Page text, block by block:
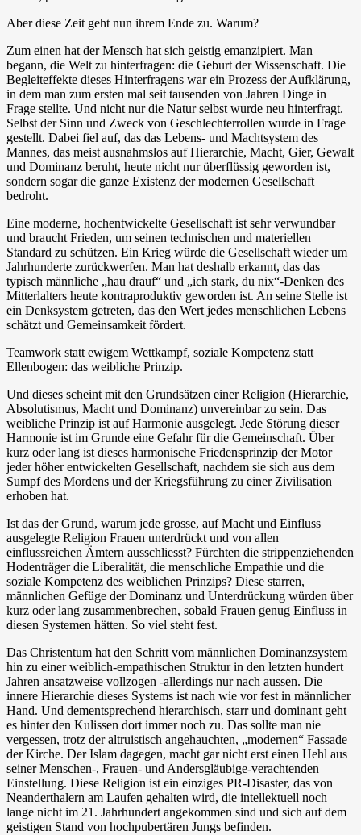
Aber diese Zeit geht nun ihrem Ende zu. Warum?
Zum einen hat der Mensch hat sich geistig emanzipiert. Man
begann, die Welt zu hinterfragen: die Geburt der Wissenschaft. Die
Begleiteffekte dieses Hinterfragens war ein Prozess der Aufklärung,
in dem man zum ersten mal seit tausenden von Jahren Dinge in
Frage stellte. Und nicht nur die Natur selbst wurde neu hinterfragt.
Selbst der Sinn und Zweck von Geschlechterrollen wurde in Frage
gestellt. Dabei fiel auf, das das Lebens- und Machtsystem des
Mannes, das meist ausnahmslos auf Hierarchie, Macht, Gier, Gewalt
und Dominanz beruht, heute nicht nur überflüssig geworden ist,
sondern sogar die ganze Existenz der modernen Gesellschaft
bedroht.
Eine moderne, hochentwickelte Gesellschaft ist sehr verwundbar
und braucht Frieden, um seinen technischen und materiellen
Standard zu schützen. Ein Krieg würde die Gesellschaft wieder um
Jahrhunderte zurückwerfen. Man hat deshalb erkannt, das das
typisch männliche „hau drauf“ und „ich stark, du nix“-Denken des
Mitterlalters heute kontraproduktiv geworden ist. An seine Stelle ist
ein Denksystem getreten, das den Wert jedes menschlichen Lebens
schätzt und Gemeinsamkeit fördert.
Teamwork statt ewigem Wettkampf, soziale Kompetenz statt
Ellenbogen: das weibliche Prinzip.
Und dieses scheint mit den Grundsätzen einer Religion (Hierarchie,
Absolutismus, Macht und Dominanz) unvereinbar zu sein. Das
weibliche Prinzip ist auf Harmonie ausgelegt. Jede Störung dieser
Harmonie ist im Grunde eine Gefahr für die Gemeinschaft. Über
kurz oder lang ist dieses harmonische Friedensprinzip der Motor
jeder höher entwickelten Gesellschaft, nachdem sie sich aus dem
Sumpf des Mordens und der Kriegsführung zu einer Zivilisation
erhoben hat.
Ist das der Grund, warum jede grosse, auf Macht und Einfluss
ausgelegte Religion Frauen unterdrückt und von allen
einflussreichen Ämtern ausschliesst? Fürchten die strippenziehenden
Hodenträger die Liberalität, die menschliche Empathie und die
soziale Kompetenz des weiblichen Prinzips? Diese starren,
männlichen Gefüge der Dominanz und Unterdrückung würden über
kurz oder lang zusammenbrechen, sobald Frauen genug Einfluss in
diesen Systemen hätten. So viel steht fest.
Das Christentum hat den Schritt vom männlichen Dominanzsystem
hin zu einer weiblich-empathischen Struktur in den letzten hundert
Jahren ansatzweise vollzogen -allerdings nur nach aussen. Die
innere Hierarchie dieses Systems ist nach wie vor fest in männlicher
Hand. Und dementsprechend hierarchisch, starr und dominant geht
es hinter den Kulissen dort immer noch zu. Das sollte man nie
vergessen, trotz der altruistisch angehauchten, „modernen“ Fassade
der Kirche. Der Islam dagegen, macht gar nicht erst einen Hehl aus
seiner Menschen-, Frauen- und Andersgläubige-verachtenden
Einstellung. Diese Religion ist ein einziges PR-Disaster, das von
Neanderthalern am Laufen gehalten wird, die intellektuell noch
lange nicht im 21. Jahrhundert angekommen sind und sich auf dem
geistigen Stand von hochpubertären Jungs befinden.